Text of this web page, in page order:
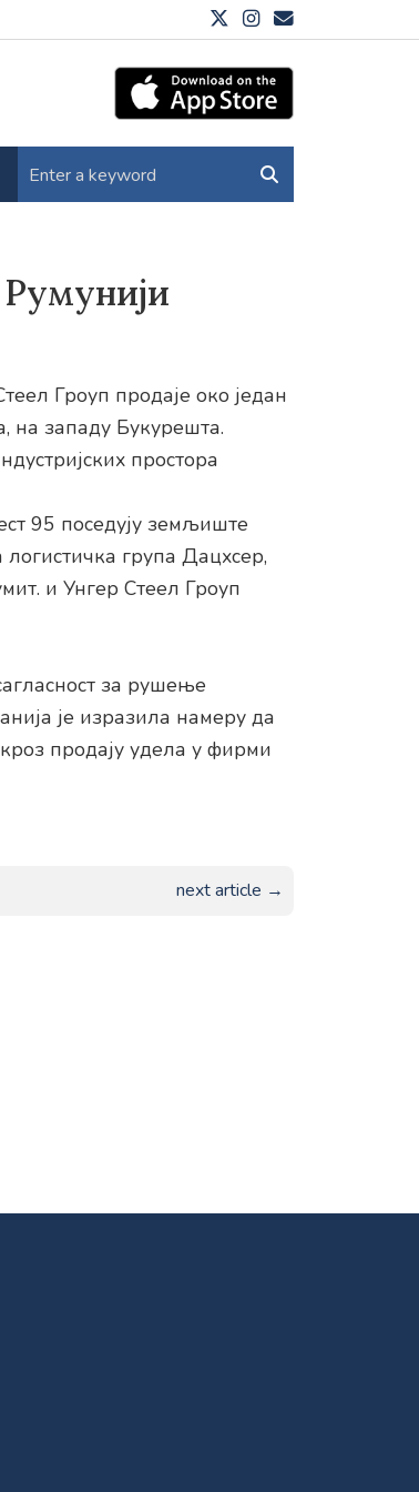
Гроуп продаје око један
на западу Букурешта.
простора
95 поседују земљиште
група Дацхсер,
и Унгер Стеел Гроуп
за рушење
је изразила намеру да
продају удела у фирми
next article →